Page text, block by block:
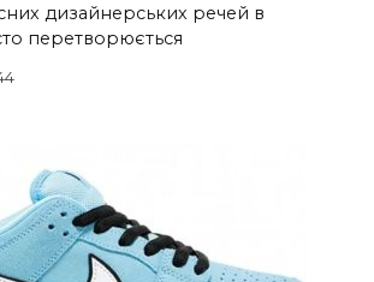
дизайнерських речей в
перетворюється